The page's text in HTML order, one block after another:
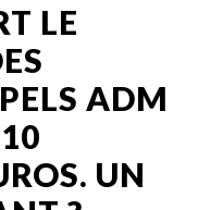
LE
ADM
UN